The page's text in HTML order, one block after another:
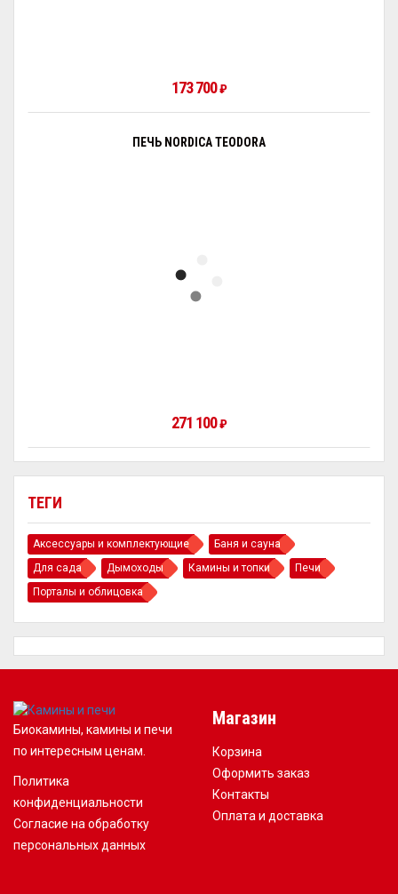
ТЕГИ
Аксессуары и комплектующие
Баня и сауна
Для сада
Дымоходы Камины и топки
Печи
Порталы и облицовка
173 700₽
ПЕЧЬ NORDICA TEODORA
271 100₽
Биокамины, камины и печи
по интересным ценам.
Политика
конфиденциальности
Согласие на обработку
персональных данных
Магазин
Корзина
Оформить заказ
Контакты
Оплата и доставка